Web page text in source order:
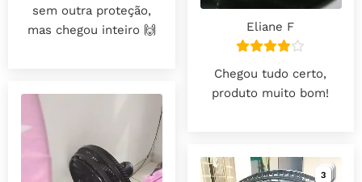
sem outra proteção,
mas chegou inteiro 🙌
Eliane F
Chegou tudo certo,
produto muito bom!
3
3
3